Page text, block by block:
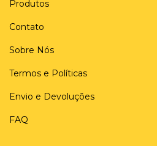
Produtos
Contato
Sobre Nós
Termos e Políticas
Envio e Devoluções
FAQ